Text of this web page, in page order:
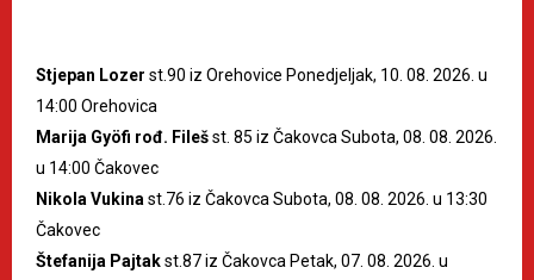
Stjepan Lozer st.90 iz Orehovice Ponedjeljak, 10. 08. 2026. u
14:00 Orehovica
Marija Gyöfi rođ. Filešst. 85 iz Čakovca Subota, 08. 08. 2026.
u 14:00 Čakovec
Nikola Vukina st.76 iz Čakovca Subota, 08. 08. 2026. u 13:30
Čakovec
Štefanija Pajtakst.87 iz Čakovca Petak, 07. 08. 2026. u